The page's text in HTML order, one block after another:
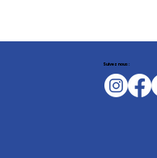
Suivez nous :